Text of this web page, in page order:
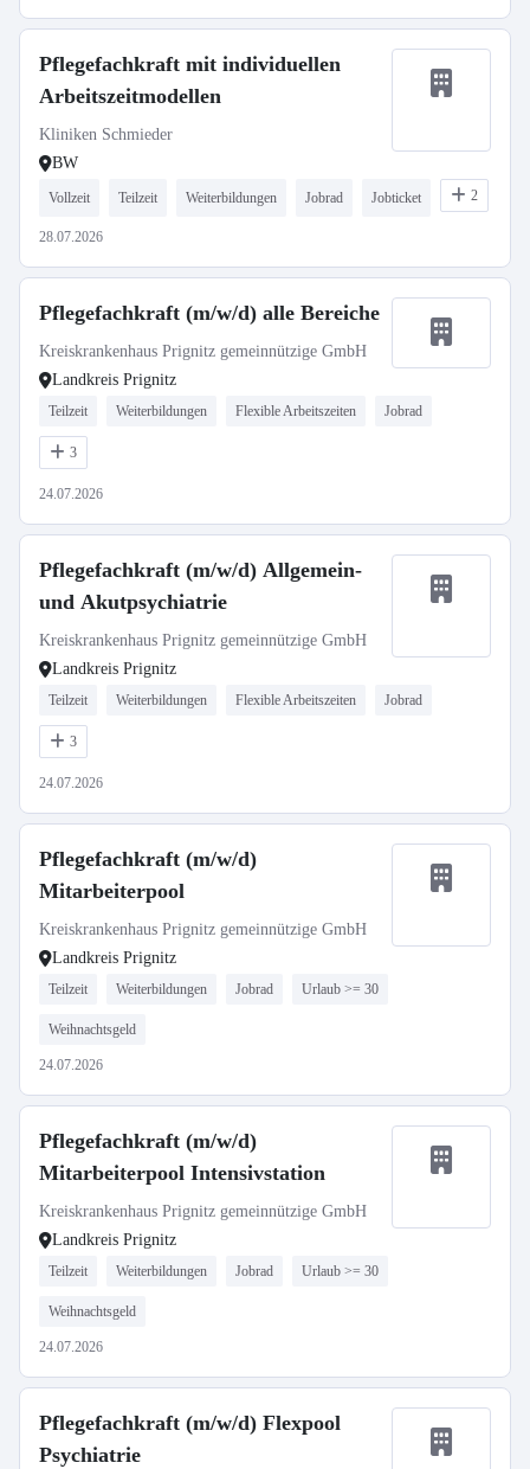
Pflegefachkraft mit individuellen
Arbeitszeitmodellen
Kliniken Schmieder
BW
Vollzeit Teilzeit Weiterbildungen Jobrad Jobticket 2
28.07.2026
Pflegefachkraft (m/w/d) alle Bereiche
Kreiskrankenhaus Prignitz gemeinnützige GmbH
Landkreis Prignitz
Teilzeit Weiterbildungen Flexible Arbeitszeiten Jobrad
3
24.07.2026
Pflegefachkraft (m/w/d) Allgemein-
und Akutpsychiatrie
Kreiskrankenhaus Prignitz gemeinnützige GmbH
Landkreis Prignitz
Teilzeit Weiterbildungen Flexible Arbeitszeiten Jobrad
3
24.07.2026
Pflegefachkraft (m/w/d)
Mitarbeiterpool
Kreiskrankenhaus Prignitz gemeinnützige GmbH
Landkreis Prignitz
Teilzeit Weiterbildungen Jobrad Urlaub >= 30
Weihnachtsgeld
24.07.2026
Pflegefachkraft (m/w/d)
Mitarbeiterpool Intensivstation
Kreiskrankenhaus Prignitz gemeinnützige GmbH
Landkreis Prignitz
Teilzeit Weiterbildungen Jobrad Urlaub >= 30
Weihnachtsgeld
24.07.2026
Pflegefachkraft (m/w/d) Flexpool
Psychiatrie